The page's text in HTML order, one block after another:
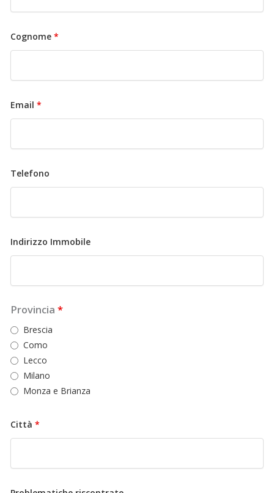
Cognome *
Email *
Telefono
Indirizzo Immobile
Provincia *
Brescia
Como
Lecco
Milano
Monza e Brianza
Città *